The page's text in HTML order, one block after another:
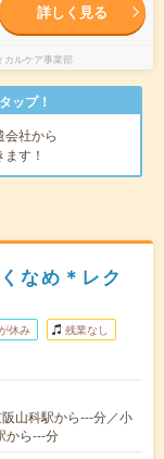
詳しく見る
ルケア事業部
ップ！
会社から
す！
なめ＊レク
休み 残業なし
山科駅から---分／小
から---分